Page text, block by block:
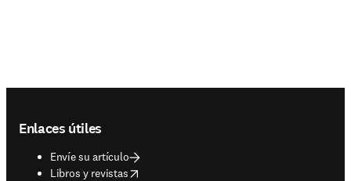
Enlaces útiles
Envíe su artículo
Libros y revistas
opens in new tab/window